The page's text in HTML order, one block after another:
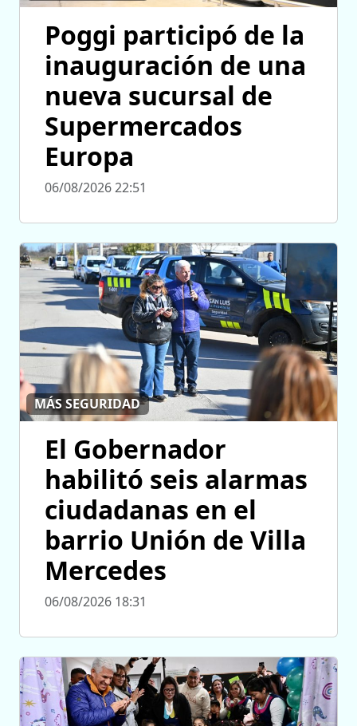
Poggi participó de la
inauguración de una
nueva sucursal de
Supermercados
Europa
06/08/2026 22:51
MÁS SEGURIDAD
El Gobernador
habilitó seis alarmas
ciudadanas en el
barrio Unión de Villa
Mercedes
06/08/2026 18:31